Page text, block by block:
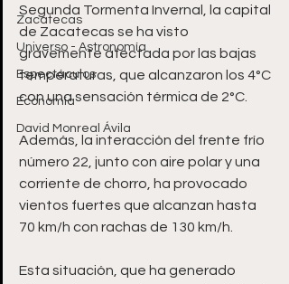
Zacatecas
Universo - Astronomía
Espectáculos
Economía
David Monreal Ávila
Segunda Tormenta Invernal, la capital
de Zacatecas se ha visto
gravemente afectada por las bajas
temperaturas, que alcanzaron los 4°C
con una sensación térmica de 2°C.
Además, la interacción del frente frío
número 22, junto con aire polar y una
corriente de chorro, ha provocado
vientos fuertes que alcanzan hasta
70 km/h con rachas de 130 km/h.
Esta situación, que ha generado